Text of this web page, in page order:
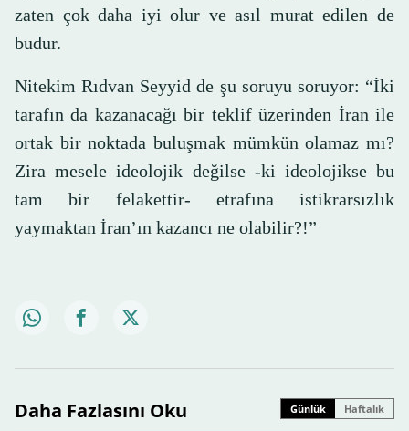
zaten çok daha iyi olur ve asıl murat edilen de
budur.
Nitekim Rıdvan Seyyid de şu soruyu soruyor: “İki
tarafın da kazanacağı bir teklif üzerinden İran ile
ortak bir noktada buluşmak mümkün olamaz mı?
Zira mesele ideolojik değilse -ki ideolojikse bu
tam bir felakettir- etrafına istikrarsızlık
yaymaktan İran’ın kazancı ne olabilir?!”
Daha Fazlasını Oku Günlük Haftalık